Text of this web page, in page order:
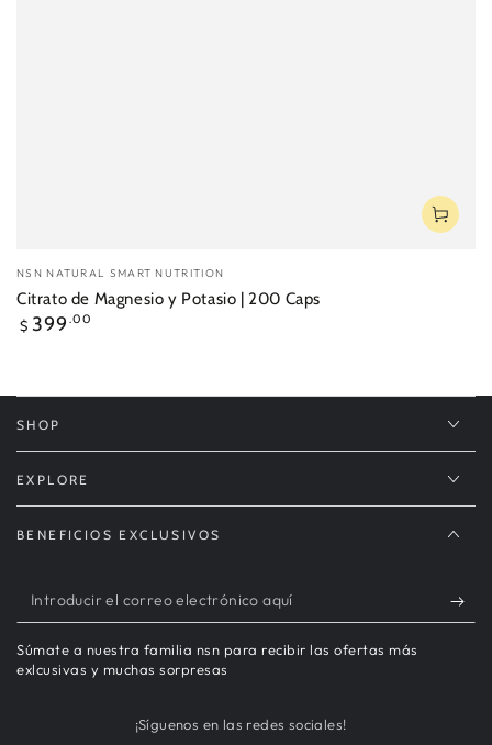
Vendedor:
NSN NATURAL SMART NUTRITION
Citrato de Magnesio y Potasio | 200 Caps
Precio
$ 399 .00
SHOP
EXPLORE
BENEFICIOS EXCLUSIVOS
Introducir
el
correo
Súmate a nuestra familia nsn para recibir las ofertas más
exlcusivas y muchas sorpresas
¡Síguenos en las redes sociales!